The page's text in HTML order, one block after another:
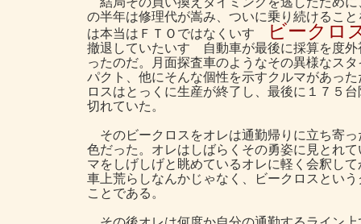
の半年は修理代が嵩み、ついに乗り続けるこ
は本当はＦＴＯではなくいすゞ
ビークロ
撤退していたいすゞ自動車が最後に採算を度
ったのだ。月面探査車のようなその異様なス
パクト、他にそんな個性を示すクルマがあっ
ロスはとっくに生産が終了し、最後に１７５
切れていた。
そのビークロスをオレは通勤帰りに立ち寄
色だった。オレはしばらくその勇姿に見とれ
マをしげしげと眺めているオレに軽く会釈し
車上荒らしなんかじゃなく、ビークロスとい
ことである。